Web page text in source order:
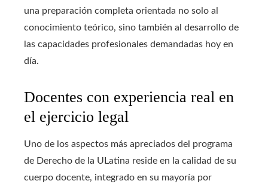
una preparación completa orientada no solo al
conocimiento teórico, sino también al desarrollo de
las capacidades profesionales demandadas hoy en
día.
Docentes con experiencia real en
el ejercicio legal
Uno de los aspectos más apreciados del programa
de Derecho de la ULatina reside en la calidad de su
cuerpo docente, integrado en su mayoría por